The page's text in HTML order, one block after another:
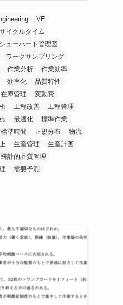
VE
サイクルタイム
シューハート管理図
ワークサンプリング
作業分析
作業効率
効率化
品質特性
在庫管理
変動費
工程改善
工程管理
最適化
標準作業
標準時間 正規分布
物流
生産管理
生産計画
統計的品質管理
需要予測